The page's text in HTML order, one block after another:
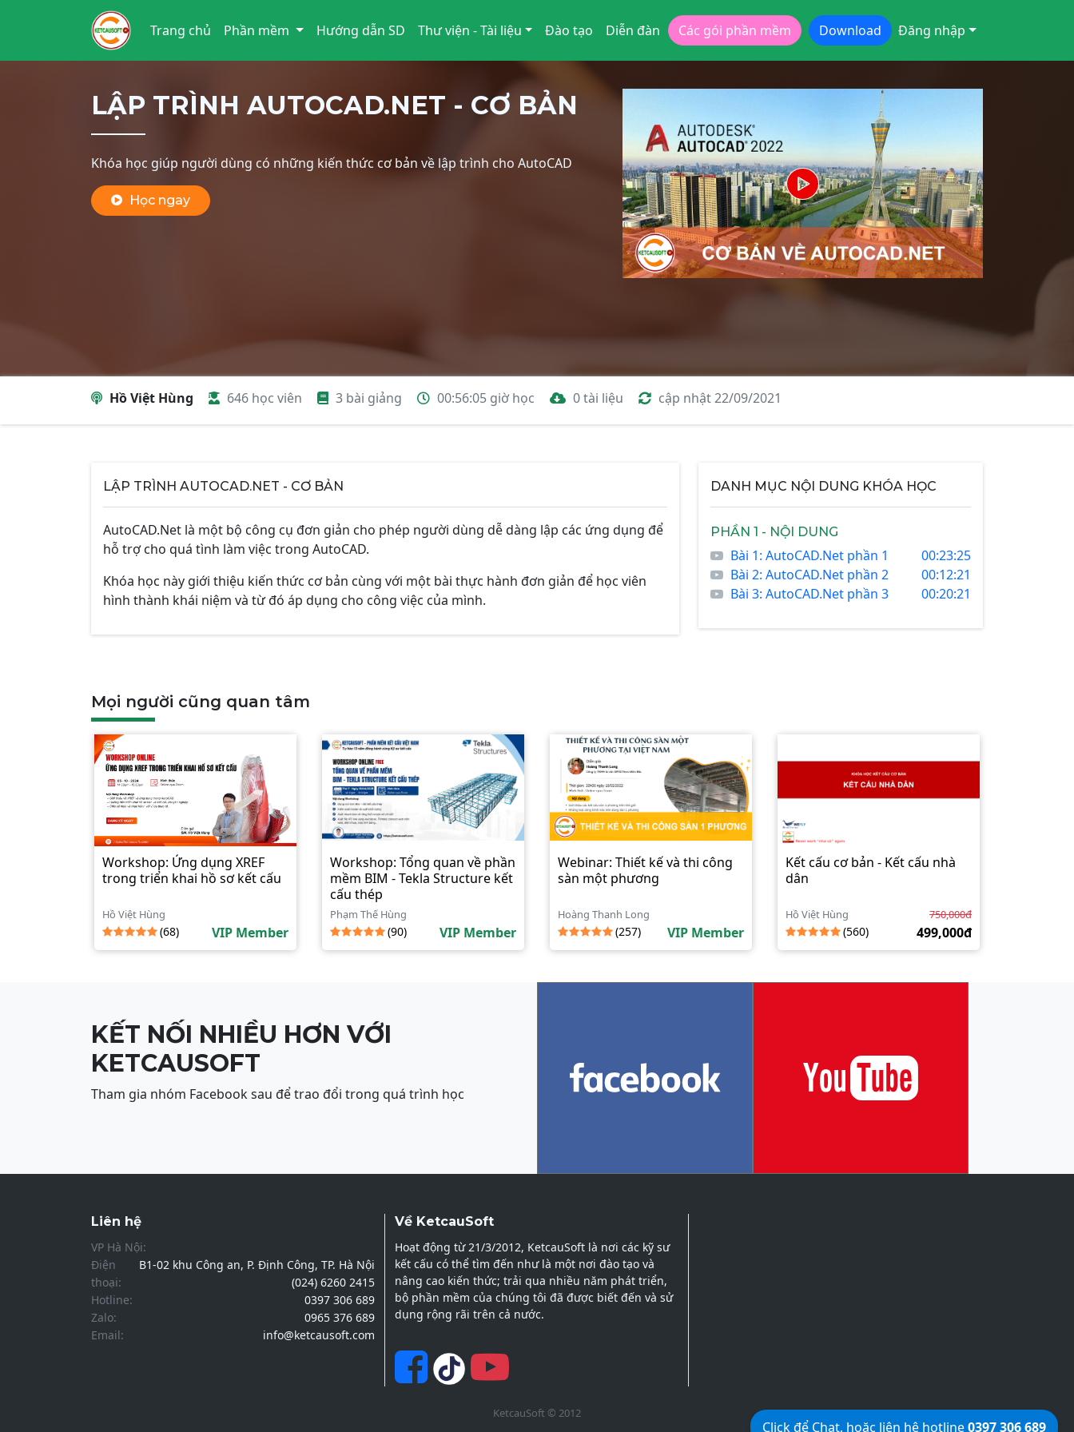
Trang chủ Phần mềm Hướng dẫn SD Thư viện - Tài liệu Đào tạo Diễn đàn Các gói phần mềm Download Đăng nhập
LẬP TRÌNH AUTOCAD.NET - CƠ BẢN
Khóa học giúp người dùng có những kiến thức cơ bản về lập trình cho AutoCAD
Học ngay
Hồ Việt Hùng 646 học viên 3 bài giảng 00:56:05 giờ học 0 tài liệu cập nhật 22/09/2021
LẬP TRÌNH AUTOCAD.NET - CƠ BẢN
AutoCAD.Net là một bộ công cụ đơn giản cho phép người dùng dễ dàng lập các ứng dụng để
hỗ trợ cho quá tình làm việc trong AutoCAD.
Khóa học này giới thiệu kiến thức cơ bản cùng với một bài thực hành đơn giản để học viên
hình thành khái niệm và từ đó áp dụng cho công việc của mình.
DANH MỤC NỘI DUNG KHÓA HỌC
PHẦN 1 - NỘI DUNG
Bài 1: AutoCAD.Net phần 1
00:23:25
Bài 2: AutoCAD.Net phần 2
00:12:21
Bài 3: AutoCAD.Net phần 3
00:20:21
Mọi người cũng quan tâm
Workshop: Ứng dụng XREF
trong triển khai hồ sơ kết cấu
Hồ Việt Hùng
(68) VIP Member
Workshop: Tổng quan về phần
mềm BIM - Tekla Structure kết
cấu thép
Phạm Thế Hùng
(90) VIP Member
Webinar: Thiết kế và thi công
sàn một phương
Hoàng Thanh Long
(257) VIP Member
Kết cấu cơ bản - Kết cấu nhà
dân
Hồ Việt Hùng 750,000đ
(560) 499,000đ
KẾT NỐI NHIỀU HƠN VỚI
KETCAUSOFT
Tham gia nhóm Facebook sau để trao đổi trong quá trình học
Liên hệ
VP Hà Nội:
B1-02 khu Công an, P. Định Công, TP. Hà Nội
Điện
thoại:
(024) 6260 2415
Hotline:
0397 306 689
Zalo:
0965 376 689
Email:
info@ketcausoft.com
Về KetcauSoft
Hoạt động từ 21/3/2012, KetcauSoft là nơi các kỹ sư
kết cấu có thể tìm đến như là một nơi đào tạo và
nâng cao kiến thức; trải qua nhiều năm phát triển,
bộ phần mềm của chúng tôi đã được biết đến và sử
dụng rộng rãi trên cả nước.
KetcauSoft © 2012
Click để Chat, hoặc liên hệ hotline0397 306 689